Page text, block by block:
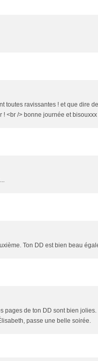
toutes ravissantes ! et que dire
! <br /> bonne journée et bisouxxx
Ton DD est bien beau
pages de ton DD sont bien
passe une belle soirée.